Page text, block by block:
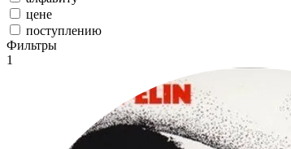
цене
поступлению
Фильтры
1